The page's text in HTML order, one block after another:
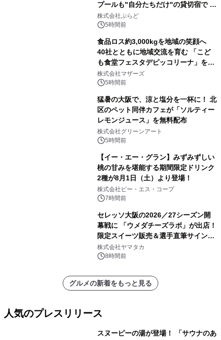
プールも"自分たちだけ"の貸切宿で 1
日1組限定「岩屋温泉 絵島別庭 海と
森」の握り寿司プラン
株式会社ぷらど
5時間前
食品ロス約3,000kgを地域の笑顔へ
40社とともに地域交流を育む 「こど
も食堂フェスタデピッコリーナ」を9
月5日(土)開催
株式会社マザーズ
5時間前
猛暑の大阪で、涼と塩分を一杯に！ 北
区のペット同伴カフェが「ソルティー
レモンジュース」を無料配布
株式会社グリーンアート
5時間前
【イー・エー・グラン】みずみずしい
桃の甘みを堪能する期間限定ドリンク
2種が8月1日（土）より登場！
株式会社ピー・エス・コープ
7時間前
セレッソ大阪の2026／27シーズン開
幕戦に 「ウメダチーズラボ」が出店！
限定スイーツ販売＆選手直筆サイング
ッズが当たる抽選会を 8月8日に開催
株式会社ヤマタカ
8時間前
グルメの新着をもっと見る
人気のプレスリリース
スヌーピーの湯が登場！ 「サウナのあ